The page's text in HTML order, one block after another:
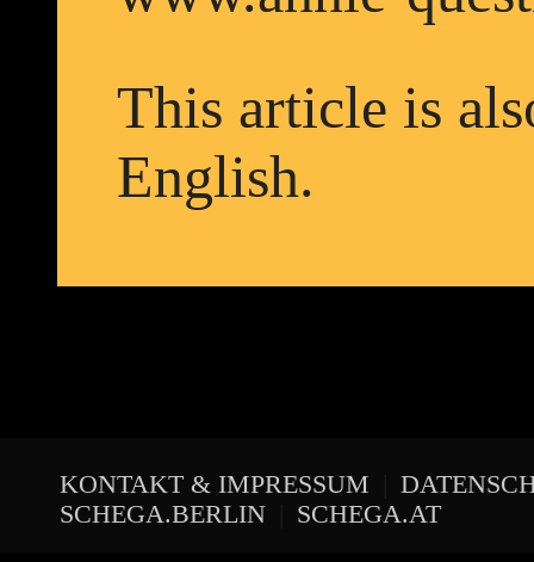
This article is
English.
KONTAKT & IMPRESSUM
SCHEGA.BERLIN
SCHEGA.AT